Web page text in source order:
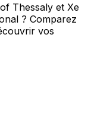
Thessaly et Xe
? Comparez
vos